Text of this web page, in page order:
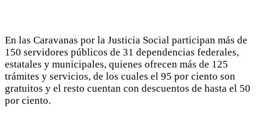
En las Caravanas por la Justicia Social participan más de
150 servidores públicos de 31 dependencias federales,
estatales y municipales, quienes ofrecen más de 125
trámites y servicios, de los cuales el 95 por ciento son
gratuitos y el resto cuentan con descuentos de hasta el 50
por ciento.